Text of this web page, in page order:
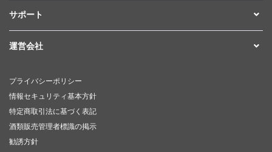
サポート
運営会社
プライバシーポリシー
情報セキュリティ基本方針
特定商取引法に基づく表記
酒類販売管理者標識の掲示
勧誘方針